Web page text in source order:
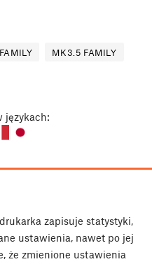
MK3.5 FAMILY
językach:
zapisuje statystyki,
ustawienia, nawet po jej
że zmienione ustawienia